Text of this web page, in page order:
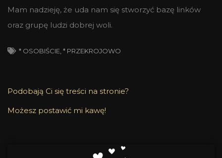
Mam nadzieję, że uda nam się stworzyć bazę linków
oraz grupę ludzi dobrej woli.
* OSOBIŚCIE * PRZEKROJOWO
Podobają Ci się treści na stronie?
Możesz postawić mi kawę!